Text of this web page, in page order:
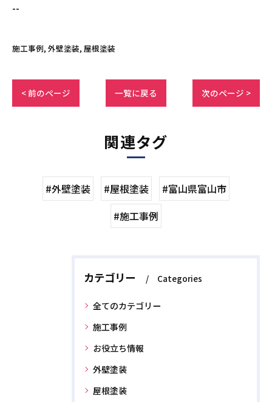
--
施工事例 外壁塗装 屋根塗装
< 前のページ 一覧に戻る 次のページ >
関連タグ
#外壁塗装 #屋根塗装
#富山県富山市
#施工事例
カテゴリー Categories
全てのカテゴリー
施工事例
お役立ち情報
外壁塗装
屋根塗装